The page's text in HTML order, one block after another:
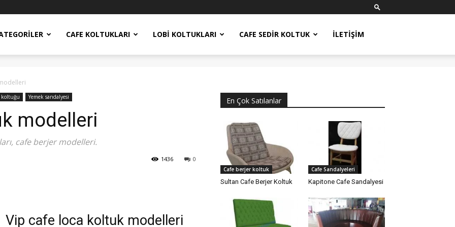
CAFE KOLTUKLARI LOBI KOLTUKLARI CAFE SEDIR KOLTUK İLETIŞIM
koltuğu Yemek sandalyesi
modelleri
cafe berjer modelleri.
0
1436
Vip cafe loca koltuk modelleri
En Çok Satılanlar
Cafe berjer koltuk
Sultan Cafe Berjer Koltuk
Cafe Sandalyeleri
Kapitone Cafe Sandalyesi